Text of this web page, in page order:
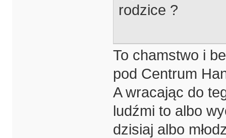
rodzice ?
To chamstwo i
pod Centrum
A wracając do
ludźmi to albo
dzisiaj albo